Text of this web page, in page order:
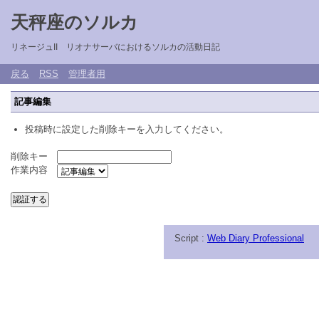
天秤座のソルカ
リネージュII リオナサーバにおけるソルカの活動日記
戻る RSS 管理者用
記事編集
投稿時に設定した削除キーを入力してください。
削除キー
作業内容
Script : Web Diary Professional